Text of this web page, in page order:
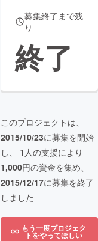
募集終了まで残
り
終了
このプロジェクトは、
2015/10/23に募集を開始
し、 1 人の支援により
1,000円の資金を集め、
2015/12/17に募集を終了
しました
もう一度プロジェク
トをやってほしい